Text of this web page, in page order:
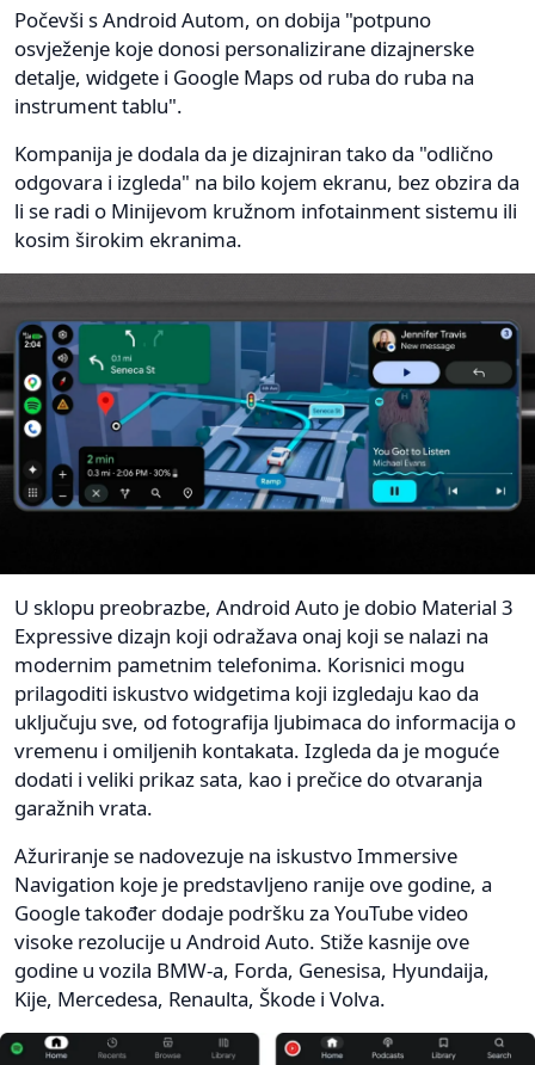
Počevši s Android Autom, on dobija "potpuno
osvježenje koje donosi personalizirane dizajnerske
detalje, widgete i Google Maps od ruba do ruba na
instrument tablu".
Kompanija je dodala da je dizajniran tako da "odlično
odgovara i izgleda" na bilo kojem ekranu, bez obzira da
li se radi o Minijevom kružnom infotainment sistemu ili
kosim širokim ekranima.
U sklopu preobrazbe, Android Auto je dobio Material 3
Expressive dizajn koji odražava onaj koji se nalazi na
modernim pametnim telefonima. Korisnici mogu
prilagoditi iskustvo widgetima koji izgledaju kao da
uključuju sve, od fotografija ljubimaca do informacija o
vremenu i omiljenih kontakata. Izgleda da je moguće
dodati i veliki prikaz sata, kao i prečice do otvaranja
garažnih vrata.
Ažuriranje se nadovezuje na iskustvo Immersive
Navigation koje je predstavljeno ranije ove godine, a
Google također dodaje podršku za YouTube video
visoke rezolucije u Android Auto. Stiže kasnije ove
godine u vozila BMW-a, Forda, Genesisa, Hyundaija,
Kije, Mercedesa, Renaulta, Škode i Volva.